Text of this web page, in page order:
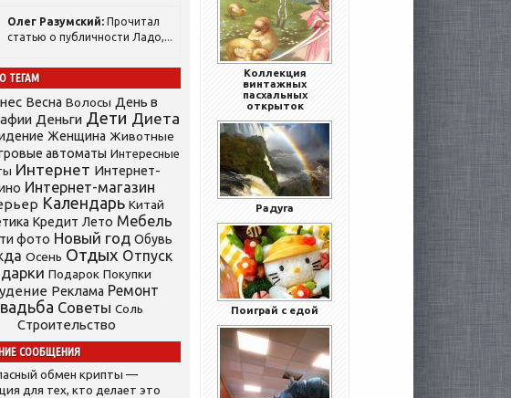
Олег Разумский: Прочитал
статью о публичности Ладо,...
ТЕГАМ
Весна Волосы День в
Деньги Дети Диета
Женщина Животные
автоматы Интересные
Интернет Интернет-
Интернет-магазин
Календарь Китай
Кредит Лето Мебель
фото Новый год Обувь
Осень Отдых Отпуск
Подарок Покупки
Реклама Ремонт
Советы Соль
Строительство
СООБЩЕНИЯ
обмен крипты —
для тех, кто делает это
Коллекция
винтажных
пасхальных
открыток
Радуга
Поиграй с едой